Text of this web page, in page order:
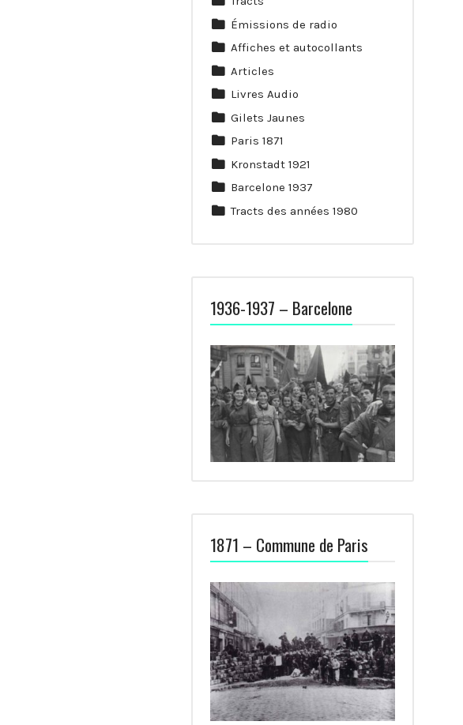
Émissions de radio
Affiches et autocollants
Articles
Livres Audio
Gilets Jaunes
Paris 1871
Kronstadt 1921
Barcelone 1937
Tracts des années 1980
1936-1937 – Barcelone
1871 – Commune de Paris